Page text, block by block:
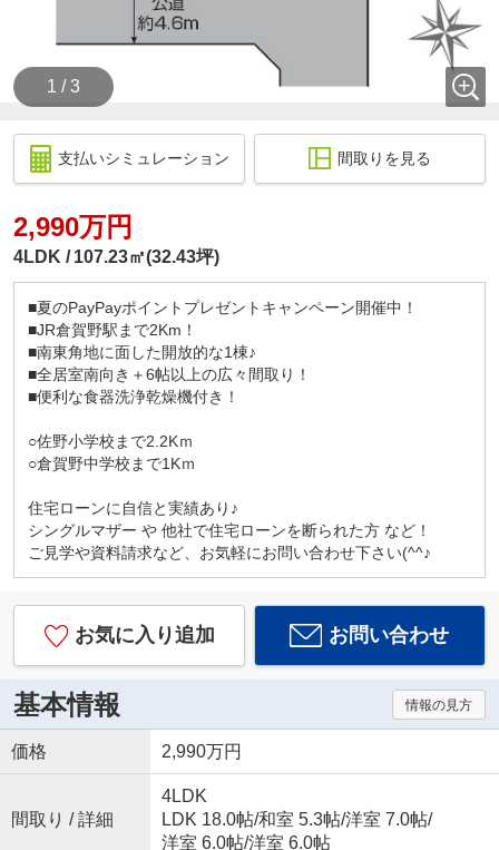
1 / 3
支払いシミュレーション 間取りを見る
2,990万円
4LDK 107.23㎡(32.43坪)
■夏のPayPayポイントプレゼントキャンペーン開催中！
■JR倉賀野駅まで2Km！
■南東角地に面した開放的な1棟♪
■全居室南向き＋6帖以上の広々間取り！
■便利な食器洗浄乾燥機付き！
○佐野小学校まで2.2Kｍ
○倉賀野中学校まで1Kｍ
住宅ローンに自信と実績あり♪
シングルマザー や 他社で住宅ローンを断られた方 など！
ご見学や資料請求など、お気軽にお問い合わせ下さい(^^♪
お気に入り追加 お問い合わせ
基本情報 情報の見方
価格 2,990万円
間取り / 詳細
4LDK
LDK 18.0帖/和室 5.3帖/洋室 7.0帖/
洋室 6.0帖/洋室 6.0帖